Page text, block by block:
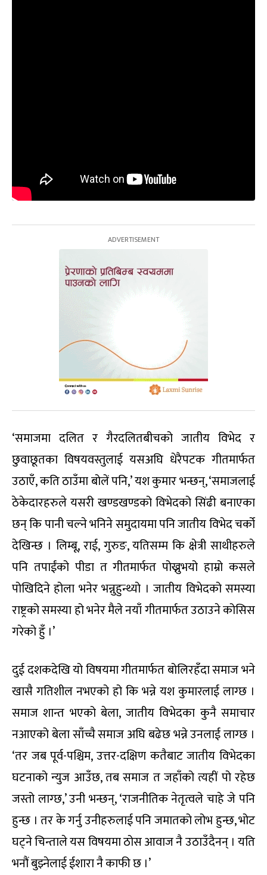
‘समाजमा दलित र गैरदलितबीचको जातीय विभेद र
छुवाछूतका विषयवस्तुलाई यसअघि धेरैपटक गीतमार्फत
उठाएँ, कति ठाउँमा बोलें पनि,’ यश कुमार भन्छन्, ‘समाजलाई
ठेकेदारहरुले यसरी खण्डखण्डको विभेदको सिंढी बनाएका
छन् कि पानी चल्ने भनिने समुदायमा पनि जातीय विभेद चर्को
देखिन्छ । लिम्बू, राई, गुरुङ, यतिसम्म कि क्षेत्री साथीहरुले
पनि तपाईंको पीडा त गीतमार्फत पोख्नुभयो हाम्रो कसले
पोखिदिने होला भनेर भन्नुहुन्थ्यो । जातीय विभेदको समस्या
राष्ट्रको समस्या हो भनेर मैले नयाँ गीतमार्फत उठाउने कोसिस
गरेको हुँ ।’
दुई दशकदेखि यो विषयमा गीतमार्फत बोलिरहँदा समाज भने
खासै गतिशील नभएको हो कि भन्ने यश कुमारलाई लाग्छ ।
समाज शान्त भएको बेला, जातीय विभेदका कुनै समाचार
नआएको बेला साँच्चै समाज अघि बढेछ भन्ने उनलाई लाग्छ ।
‘तर जब पूर्व-पश्चिम, उत्तर-दक्षिण कतैबाट जातीय विभेदका
घटनाको न्युज आउँछ, तब समाज त जहाँको त्यहीं पो रहेछ
जस्तो लाग्छ,’ उनी भन्छन्, ‘राजनीतिक नेतृत्वले चाहे जे पनि
हुन्छ । तर के गर्नु उनीहरुलाई पनि जमातको लोभ हुन्छ, भोट
घट्ने चिन्ताले यस विषयमा ठोस आवाज नै उठाउँदैनन् । यति
भनौं बुझ्नेलाई ईशारा नै काफी छ ।’